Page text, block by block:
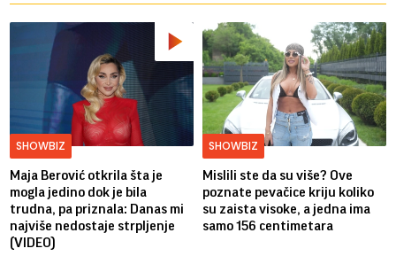
SHOWBIZ
Maja Berović otkrila šta je
mogla jedino dok je bila
trudna, pa priznala: Danas mi
najviše nedostaje strpljenje
(VIDEO)
SHOWBIZ
Mislili ste da su više? Ove
poznate pevačice kriju koliko
su zaista visoke, a jedna ima
samo 156 centimetara